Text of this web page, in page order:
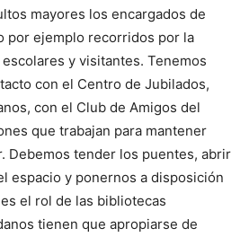
mayores los encargados de
por ejemplo recorridos por la
y visitantes. Tenemos
con el Centro de Jubilados,
con el Club de Amigos del
que trabajan para mantener
Debemos tender los puentes, abrir
espacio y ponernos a disposición
el rol de las bibliotecas
tienen que apropiarse de